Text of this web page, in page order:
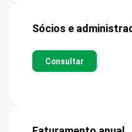
Sócios e
Consultar